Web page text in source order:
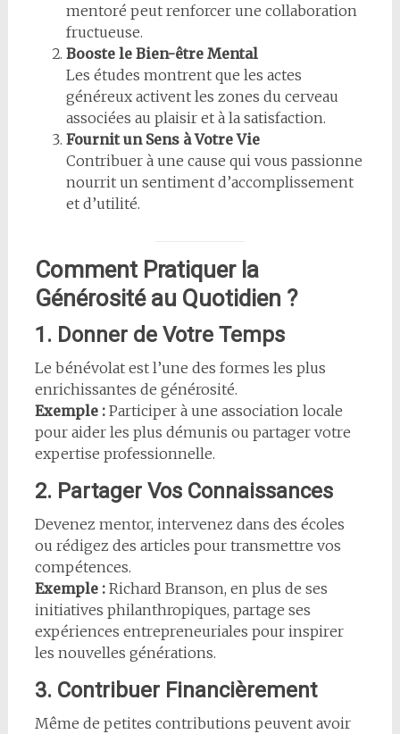
mentoré peut renforcer une collaboration
fructueuse.
Booste le Bien-être Mental
Les études montrent que les actes
généreux activent les zones du cerveau
associées au plaisir et à la satisfaction.
Fournit un Sens à Votre Vie
Contribuer à une cause qui vous passionne
nourrit un sentiment d’accomplissement
et d’utilité.
Comment Pratiquer la
Générosité au Quotidien ?
1. Donner de Votre Temps
Le bénévolat est l’une des formes les plus
enrichissantes de générosité.
Exemple :Participer à une association locale
pour aider les plus démunis ou partager votre
expertise professionnelle.
2. Partager Vos Connaissances
Devenez mentor, intervenez dans des écoles
ou rédigez des articles pour transmettre vos
compétences.
Exemple :Richard Branson, en plus de ses
initiatives philanthropiques, partage ses
expériences entrepreneuriales pour inspirer
les nouvelles générations.
3. Contribuer Financièrement
Même de petites contributions peuvent avoir